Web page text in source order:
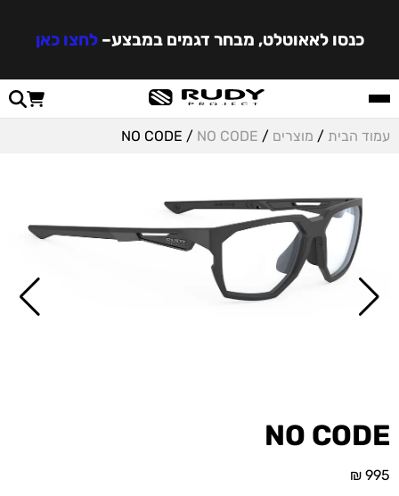
כנסו לאאוטלט, מבחר דגמים במבצע–לחצו כאן
עמוד הבית / מוצרים /
NO CODE
/ NO CODE
NO CODE
₪ 995